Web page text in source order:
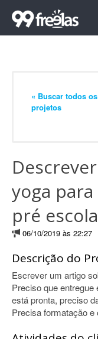
« Buscar todos os
projetos
yoga
pré
06/10/2019 às 22:27
Descrição do
Escrever um artigo
Preciso que
está pronta, preciso
Precisa formatação